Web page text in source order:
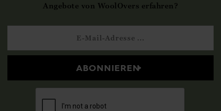
Angebote von WoolOvers erfahren?
ABONNIEREN